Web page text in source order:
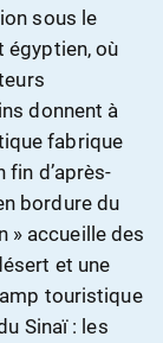
sous le
égyptien, où
donnent à
fabrique
fin d’après-
bordure du
» accueille des
et une
touristique
Sinaï : les